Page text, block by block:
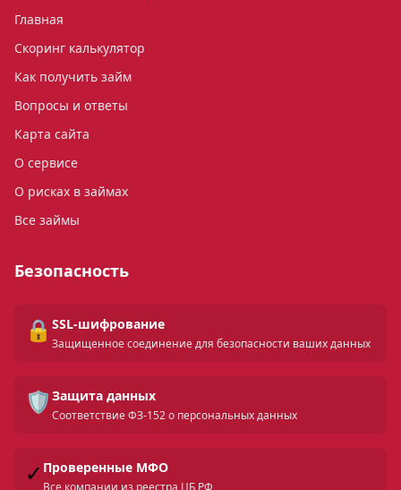
Главная
Скоринг калькулятор
Как получить займ
Вопросы и ответы
Карта сайта
О сервисе
О рисках в займах
Все займы
Безопасность
🔒 SSL-шифрование
Защищенное соединение для безопасности ваших данных
🛡️ Защита данных
Соответствие ФЗ-152 о персональных данных
✓ Проверенные МФО
Все компании из реестра ЦБ РФ